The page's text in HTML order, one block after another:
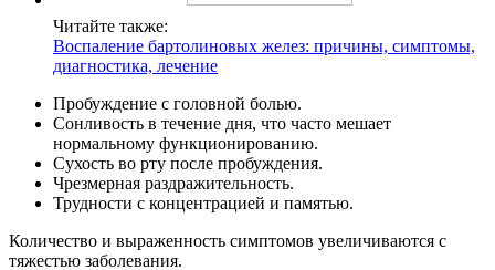
Читайте также:
Воспаление бартолиновых желез: причины, симптомы,
диагностика, лечение
Пробуждение с головной болью.
Сонливость в течение дня, что часто мешает
нормальному функционированию.
Сухость во рту после пробуждения.
Чрезмерная раздражительность.
Трудности с концентрацией и памятью.
Количество и выраженность симптомов увеличиваются с
тяжестью заболевания.